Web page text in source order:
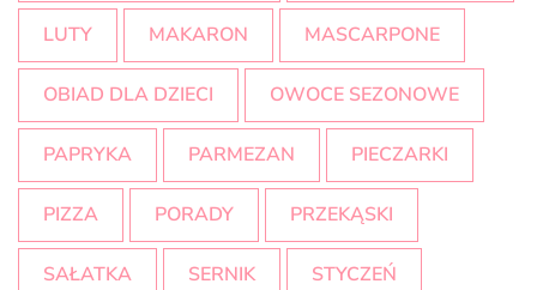
LUTY MAKARON MASCARPONE
OBIAD DLA DZIECI OWOCE SEZONOWE
PAPRYKA PARMEZAN PIECZARKI
PIZZA PORADY PRZEKĄSKI
SAŁATKA SERNIK STYCZEŃ